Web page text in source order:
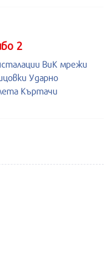
2
ВиК мрежи
Ударно
Къртачи